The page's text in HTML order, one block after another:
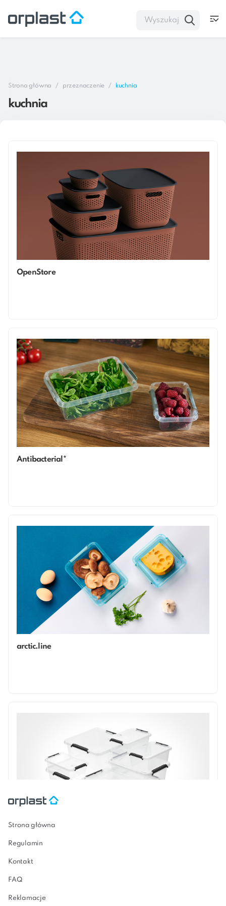
Strona główna przeznaczenie kuchnia
kuchnia
OpenStore
Antibacterial*
arctic.line
Strona główna
Regulamin
Kontakt
FAQ
Reklamacje